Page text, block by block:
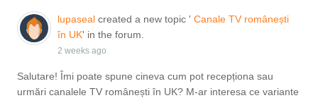
lupasealcreated a new topic ' Canale TV românești
în UK' in the forum.
2 weeks ago
Salutare! Îmi poate spune cineva cum pot recepționa sau
urmări canalele TV românești în UK? M-ar interesa ce variante